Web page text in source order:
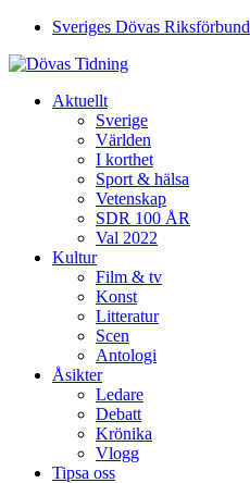
Sveriges Dövas Riksförbund
Aktuellt
Sverige
Världen
I korthet
Sport & hälsa
Vetenskap
SDR 100 ÅR
Val 2022
Kultur
Film & tv
Konst
Litteratur
Scen
Antologi
Åsikter
Ledare
Debatt
Krönika
Vlogg
Tipsa oss